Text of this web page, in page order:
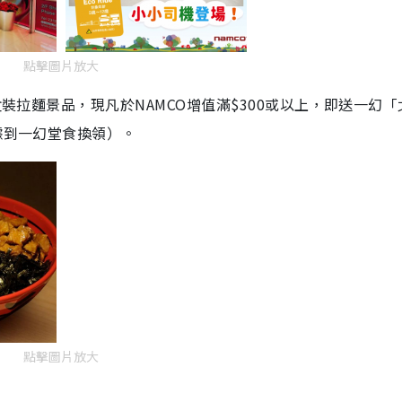
點擊圖片放大
拉麵景品，現凡於NAMCO增值滿$300或以上，即送一幻
一幻堂食換領）。
點擊圖片放大